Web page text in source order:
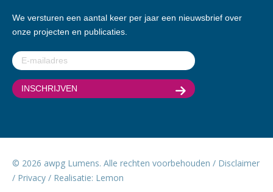
We versturen een aantal keer per jaar een nieuwsbrief over
onze projecten en publicaties.
E-
mailadres(Vereist)
© 2026 awpg Lumens. Alle rechten voorbehouden / Disclaimer
/ Privacy / Realisatie: Lemon